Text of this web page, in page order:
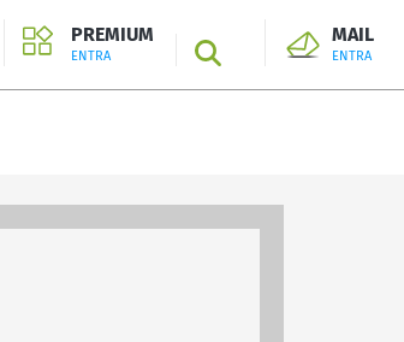
PREMIUM
ENTRA SEARCH
MAIL
ENTRA